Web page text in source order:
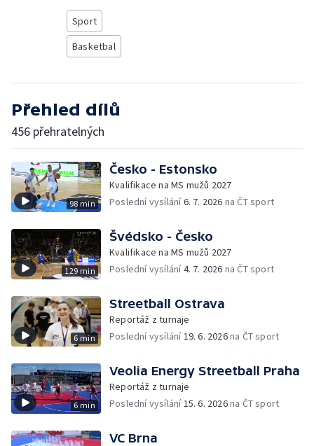
Sport
Basketbal
Přehled dílů
456 přehratelných
98 min
Česko - Estonsko
Kvalifikace na MS mužů 2027
Poslední vysílání6. 7. 2026 na ČT sport
129 min
Švédsko - Česko
Kvalifikace na MS mužů 2027
Poslední vysílání4. 7. 2026 na ČT sport
6 min
Streetball Ostrava
Reportáž z turnaje
Poslední vysílání19. 6. 2026na ČT sport
6 min
Veolia Energy Streetball Praha
Reportáž z turnaje
Poslední vysílání15. 6. 2026na ČT sport
VC Brna